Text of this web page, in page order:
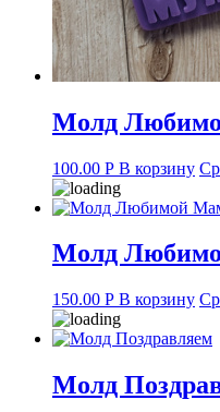
Молд
100.00 Р В корзину
Молд
150.00 Р В корзину
Молд